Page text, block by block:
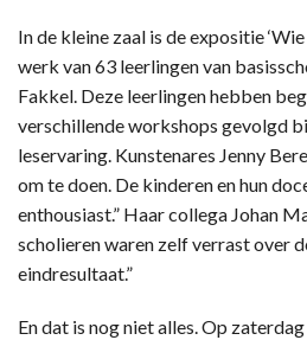
In de kleine zaal is de expositie
werk van 63 leerlingen van
Fakkel. Deze leerlingen hebben
verschillende workshops gevolgd
leservaring. Kunstenares Jenny
om te doen. De kinderen en hun
enthousiast.” Haar collega Johan
scholieren waren zelf verrast over
eindresultaat.”
En dat is nog niet alles. Op